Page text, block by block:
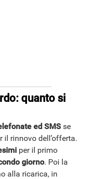
quanto si
ed SMS se
il rinnovo dell’offerta.
per il primo
giorno. Poi la
alla ricarica, in